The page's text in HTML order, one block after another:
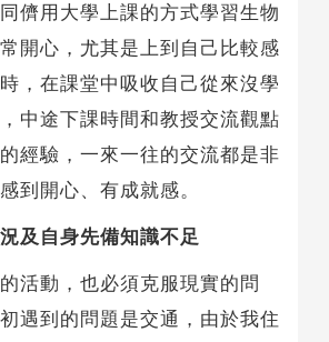
儕用大學上課的方式學習生物
開心，尤其是上到自己比較感
，在課堂中吸收自己從來沒學
中途下課時間和教授交流觀點
經驗，一來一往的交流都是非
到開心、有成就感。
及自身先備知識不足
活動，也必須克服現實的問
遇到的問題是交通，由於我住